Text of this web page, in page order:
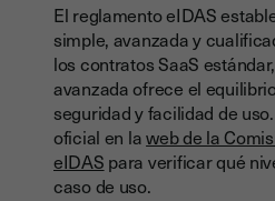
El reglamento eIDAS
simple, avanzada y
los contratos SaaS
avanzada ofrece el
seguridad y facilidad de
oficial en laweb de la
eIDAS para verificar qué
caso de uso.